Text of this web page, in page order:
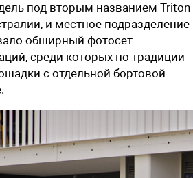
под вторым названием Triton
и местное подразделение
обширный фотосет
среди которых по традиции
с отдельной бортовой